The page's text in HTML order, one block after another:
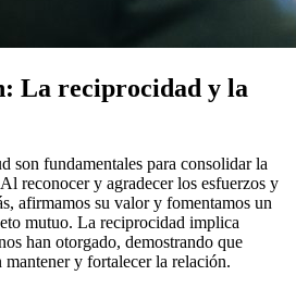
La reciprocidad y la
son fundamentales para consolidar la
reconocer y agradecer los esfuerzos y
afirmamos su valor y fomentamos un
mutuo. La reciprocidad implica
han otorgado, demostrando que
mantener y fortalecer la relación.